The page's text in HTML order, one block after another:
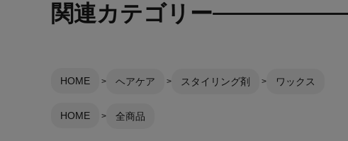
関連カテゴリー
HOME ヘアケア スタイリング剤 ワックス
HOME 全商品